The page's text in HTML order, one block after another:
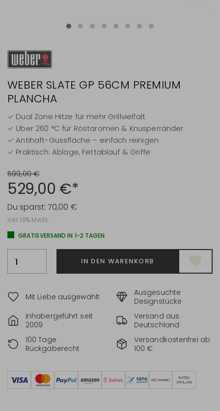
WEBER SLATE GP 56CM PREMIUM
PLANCHA
✓ Dual Zone Hitze für mehr Grillvielfalt
✓ Über 260 °C für Röstaromen & Knusperränder
✓ Antihaft-Gussfläche – einfach reinigen
✓ Praktisch: Ablage, Fettablauf & Griffe
599,00 €
529,00 €*
Du sparst:70,00 €
inkl. 19% MwSt.
GRATISVERSAND IN 1-2 TAGEN
IN DEN WARENKORB
Mit Liebe ausgewählt
Ausgesuchte
Designstücke
Inhabergeführt seit
2009
Versand aus
Deutschland
100 Tage
Rückgaberecht
Versandkostenfrei ab
100 €